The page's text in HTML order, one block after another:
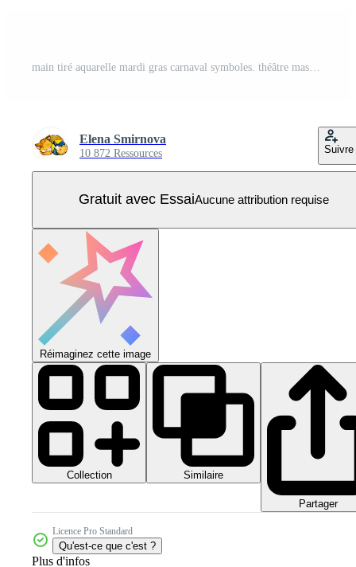
Elena Smirnova
10 872 Ressources Suivre
Gratuit avec EssaiAucune attribution requise
Réimaginez cette image
Collection Similaire
Partager
Licence Pro Standard
Qu'est-ce que c'est ?
Plus d'infos